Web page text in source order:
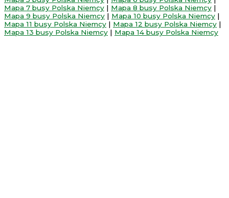
Mapa 7 busy Polska Niemcy | Mapa 8 busy Polska Niemcy |
Mapa 9 busy Polska Niemcy | Mapa 10 busy Polska Niemcy |
Mapa 11 busy Polska Niemcy | Mapa 12 busy Polska Niemcy |
Mapa 13 busy Polska Niemcy | Mapa 14 busy Polska Niemcy